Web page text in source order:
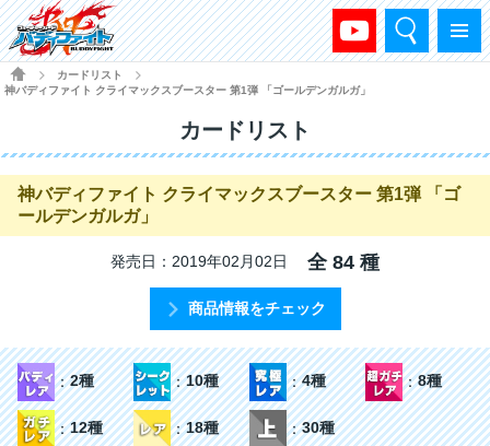
メニュー
検索
HOME
カードリスト
神バディファイト クライマックスブースター 第1弾 「ゴールデンガルガ」
カードリスト
神バディファイト クライマックスブースター 第1弾 「ゴ
ールデンガルガ」
発売日：2019年02月02日 全 84 種
商品情報をチェック
2種 10種 4種 8種
12種 18種 30種